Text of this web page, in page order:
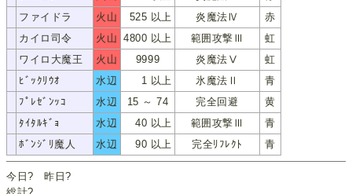
ファイドラ 火山 525 以上 炎魔法Ⅳ 赤
カイロ司令 火山 4800 以上 範囲攻撃Ⅲ 虹
ワイロ大魔王 火山 9999 炎魔法Ⅴ 虹
ﾋﾞｯｸﾘｳｵ 水辺 1 以上 氷魔法Ⅱ 青
ﾌﾟﾚｾﾞﾝｯｺ 水辺 15 ～ 74 完全回避 黄
ﾀｲﾀﾙｷﾞｮ 水辺 40 以上 範囲攻撃Ⅲ 青
ﾎﾞﾝｼﾞﾘ魔人 水辺 90 以上 完全ﾘﾌﾚｸﾄ 青
今日? 昨日?